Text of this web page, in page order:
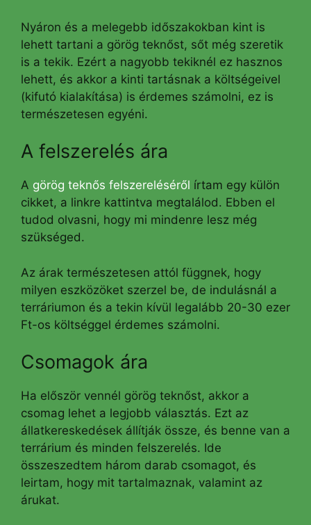
Nyáron és a melegebb időszakokban kint is
lehett tartani a görög teknőst, sőt még szeretik
is a tekik. Ezért a nagyobb tekiknél ez hasznos
lehett, és akkor a kinti tartásnak a költségeivel
(kifutó kialakítása) is érdemes számolni, ez is
természetesen egyéni.
A felszerelés ára
A görög teknős felszereléséről írtam egy külön
cikket, a linkre kattintva megtalálod. Ebben el
tudod olvasni, hogy mi mindenre lesz még
szükséged.
Az árak természetesen attól függnek, hogy
milyen eszközöket szerzel be, de indulásnál a
terráriumon és a tekin kívül legalább 20-30 ezer
Ft-os költséggel érdemes számolni.
Csomagok ára
Ha először vennél görög teknőst, akkor a
csomag lehet a legjobb választás. Ezt az
állatkereskedések állítják össze, és benne van a
terrárium és minden felszerelés. Ide
összeszedtem három darab csomagot, és
leirtam, hogy mit tartalmaznak, valamint az
árukat.